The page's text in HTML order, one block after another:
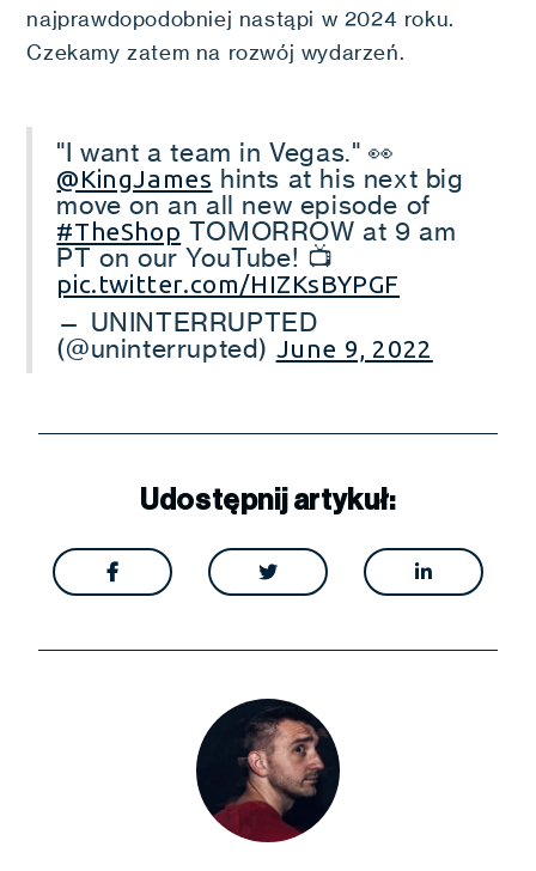
najprawdopodobniej nastąpi w 2024 roku.
Czekamy zatem na rozwój wydarzeń.
"I want a team in Vegas." 👀
@KingJames hints at his next big
move on an all new episode of
#TheShop TOMORROW at 9 am
PT on our YouTube! 📺
pic.twitter.com/HIZKsBYPGF
— UNINTERRUPTED
(@uninterrupted) June 9, 2022
Udostępnij artykuł:
  